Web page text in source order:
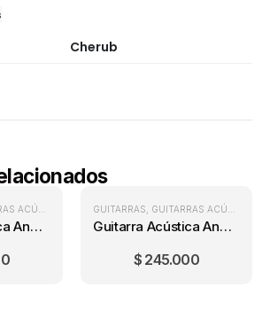
Cherub
Guitarra Acústica Andalucía Cedro + Forro
GUITARRAS GUITARRAS ACÚSTICAS
Guitarra Acústica Andalucía Cedro + Forro
$ 245.000